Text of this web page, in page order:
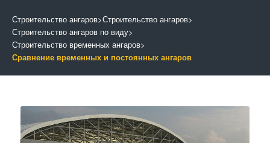
Строительство ангаров>Строительство ангаров>
Строительство ангаров по виду>
Строительство временных ангаров>
Сравнение временных и постоянных ангаров